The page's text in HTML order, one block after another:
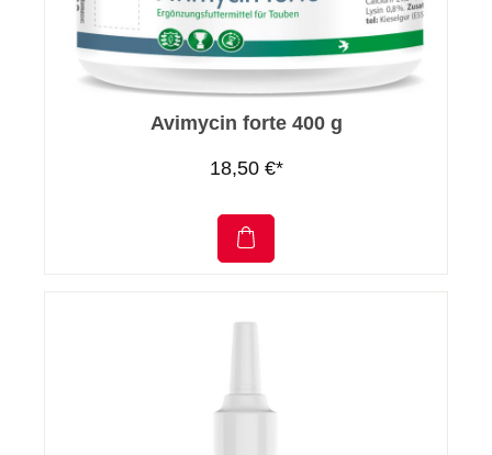
Avimycin forte 400 g
18,50 €*